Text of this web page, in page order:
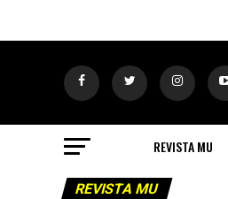
REVISTA MU
REVISTA MU